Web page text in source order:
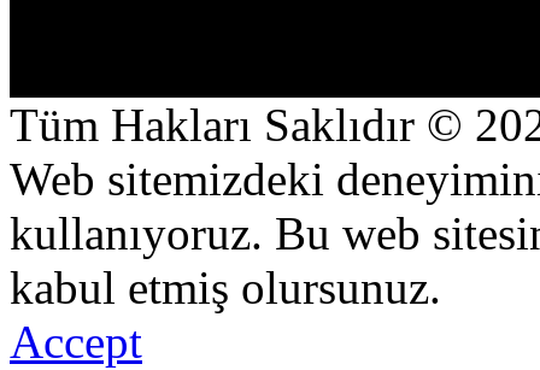
Tüm Hakları Saklıdır ©
Web sitemizdeki
kullanıyoruz. Bu web
kabul etmiş olursunuz.
Accept